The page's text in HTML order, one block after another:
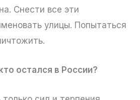
Снести все эти
улицы. Попытаться
остался в России?